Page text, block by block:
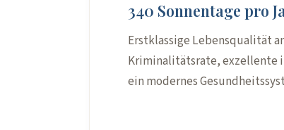
340 Sonnentage pro
Erstklassige Lebensqualität
Kriminalitätsrate, exzellente
ein modernes